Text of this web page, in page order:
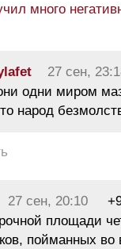
много
27 сен,
одни миром
народ
27 сен, 20:10
площади
пойманных во